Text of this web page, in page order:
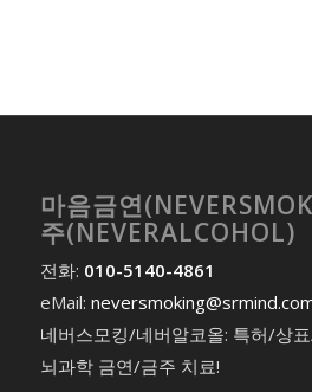
마음금연
주(NEVERALCOHOL)
전화: 010-5140-4861
eMail:
네버스모킹/네버알코올: 특허/상
뇌과학 금연/금주 치료!